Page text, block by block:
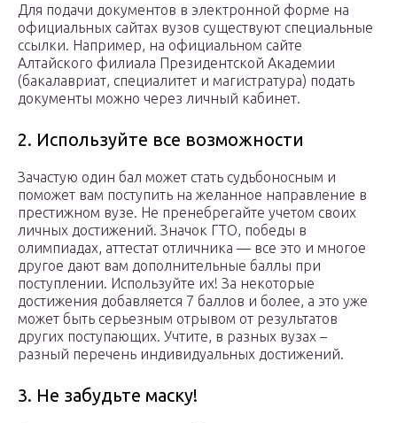
Для подачи документов в электронной форме на
официальных сайтах вузов существуют специальные
ссылки. Например, на официальном сайте
Алтайского филиала Президентской Академии
(бакалавриат, специалитет и магистратура) подать
документы можно через личный кабинет.
2. Используйте все возможности
Зачастую один бал может стать судьбоносным и
поможет вам поступить на желанное направление в
престижном вузе. Не пренебрегайте учетом своих
личных достижений. Значок ГТО, победы в
олимпиадах, аттестат отличника — все это и многое
другое дают вам дополнительные баллы при
поступлении. Используйте их! За некоторые
достижения добавляется 7 баллов и более, а это уже
может быть серьезным отрывом от результатов
других поступающих. Учтите, в разных вузах –
разный перечень индивидуальных достижений.
3. Не забудьте маску!